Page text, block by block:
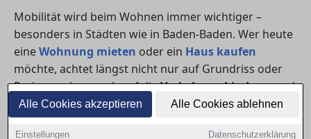
Alle Cookies akzeptieren Alle Cookies ablehnen
Einstellungen Datenschutzerklärung
Mobilität wird beim Wohnen immer wichtiger –
besonders in Städten wie in Baden-Baden. Wer heute
eineWohnung mieten oder ein Haus kaufen
möchte, achtet längst nicht nur auf Grundriss oder
Preis, sondern auch auf dieVerkehrsanbindungund
nachhaltige Mobilitätsmöglichkeiten. Eine gute
Anbindung anRadwegeund